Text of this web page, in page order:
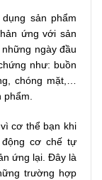
sản phẩm
ứng với sản
ngày đầu
như: buồn
chóng mặt,…
cơ thể bạn khi
cơ chế tự
ứng lại. Đây là
trường hợp